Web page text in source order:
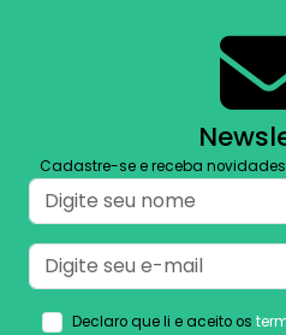
Cadastre-se e receba
Declaro que li e aceito os